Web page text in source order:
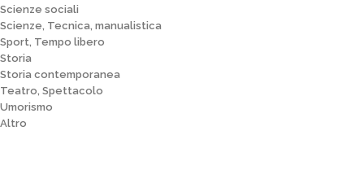
Scienze sociali
Scienze, Tecnica, manualistica
Sport, Tempo libero
Storia
Storia contemporanea
Teatro, Spettacolo
Umorismo
Altro